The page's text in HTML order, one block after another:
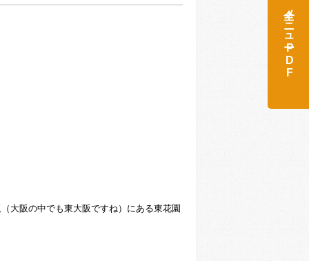
大阪の中でも東大阪ですね）にある東花園
全メニュー
PDF